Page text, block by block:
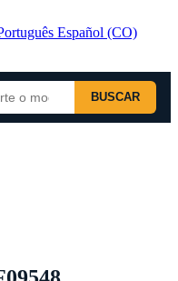
Español (CO)
BUSCAR